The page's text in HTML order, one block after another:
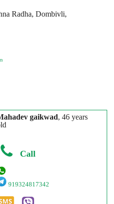
Radha, Dombivli,
gaikwad, 46 years
Call
919324817342